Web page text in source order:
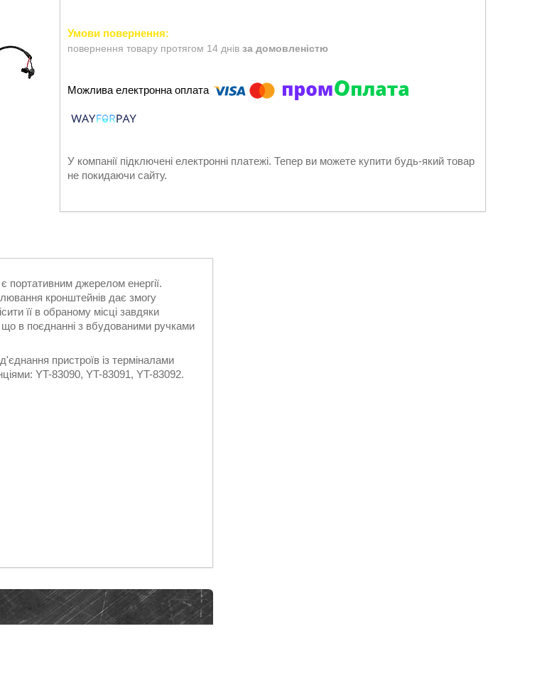
повернення товару протягом 14 днів за домовленістю
У компанії підключені електронні платежі. Тепер ви можете купити будь-який товар
не покидаючи сайту.
портативним джерелом енергії.
кронштейнів дає змогу
її в обраному місці завдяки
в поєднанні з вбудованими ручками
пристроїв із терміналами
YT-83090, YT-83091, YT-83092.